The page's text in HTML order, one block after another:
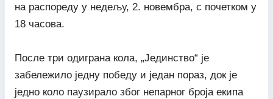
на распореду у недељу, 2. новембра, с почетком у
18 часова.
После три одиграна кола, „Јединство“ је
забележило једну победу и један пораз, док је
једно коло паузирало због непарног броја екипа